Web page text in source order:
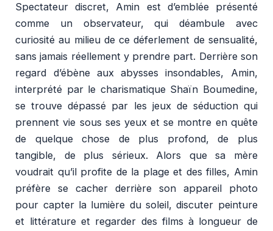
Spectateur discret, Amin est d’emblée présenté
comme un observateur, qui déambule avec
curiosité au milieu de ce déferlement de sensualité,
sans jamais réellement y prendre part. Derrière son
regard d’ébène aux abysses insondables, Amin,
interprété par le charismatique Shaïn Boumedine,
se trouve dépassé par les jeux de séduction qui
prennent vie sous ses yeux et se montre en quête
de quelque chose de plus profond, de plus
tangible, de plus sérieux. Alors que sa mère
voudrait qu’il profite de la plage et des filles, Amin
préfère se cacher derrière son appareil photo
pour capter la lumière du soleil, discuter peinture
et littérature et regarder des films à longueur de